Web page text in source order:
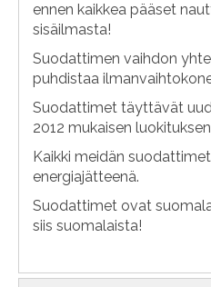
ennen kaikkea pääset
sisäilmasta!
Suodattimen vaihdon
puhdistaa
Suodattimet täyttävät
2012 mukaisen
Kaikki meidän
energiajätteenä.
Suodattimet ovat
siis suomalaista!